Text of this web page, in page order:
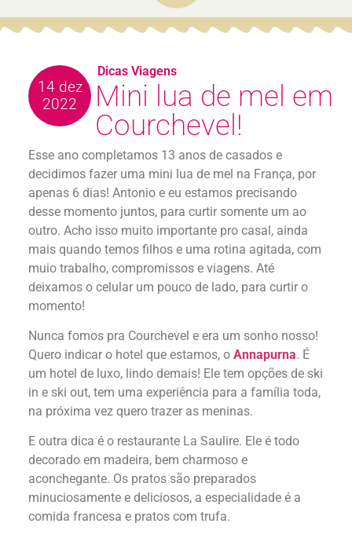
14 dez
2022
Mini lua de mel em
Courchevel!
Esse ano completamos 13 anos de casados e
decidimos fazer uma mini lua de mel na França, por
apenas 6 dias! Antonio e eu estamos precisando
desse momento juntos, para curtir somente um ao
outro. Acho isso muito importante pro casal, ainda
mais quando temos filhos e uma rotina agitada, com
muio trabalho, compromissos e viagens. Até
deixamos o celular um pouco de lado, para curtir o
momento!
Nunca fomos pra Courchevel e era um sonho nosso!
Quero indicar o hotel que estamos, o Annapurna. É
um hotel de luxo, lindo demais! Ele tem opções de ski
in e ski out, tem uma experiência para a família toda,
na próxima vez quero trazer as meninas.
E outra dica é o restaurante La Saulire. Ele é todo
decorado em madeira, bem charmoso e
aconchegante. Os pratos são preparados
minuciosamente e deliciosos, a especialidade é a
comida francesa e pratos com trufa.
Dicas Viagens